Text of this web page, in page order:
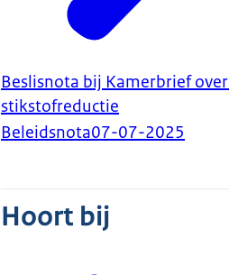
Beslisnota bij Kamerbrief
stikstofreductie
Beleidsnota07-07-2025
Hoort bij